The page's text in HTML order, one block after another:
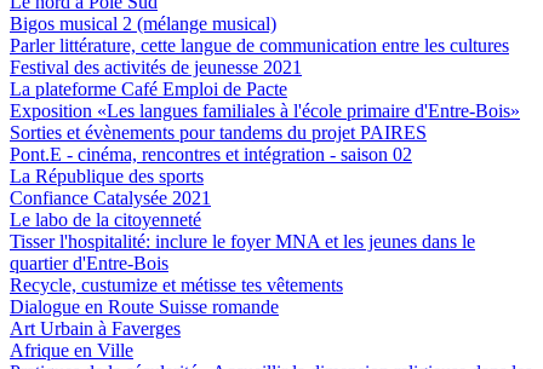
Bigos musical 2 (mélange musical)
Parler littérature, cette langue de communication entre les cultures
Festival des activités de jeunesse 2021
La plateforme Café Emploi de Pacte
Exposition «Les langues familiales à l'école primaire d'Entre-Bois»
Sorties et évènements pour tandems du projet PAIRES
Pont.E - cinéma, rencontres et intégration - saison 02
La République des sports
Confiance Catalysée 2021
Le labo de la citoyenneté
Tisser l'hospitalité: inclure le foyer MNA et les jeunes dans le
quartier d'Entre-Bois
Recycle, custumize et métisse tes vêtements
Dialogue en Route Suisse romande
Art Urbain à Faverges
Afrique en Ville